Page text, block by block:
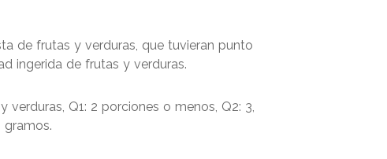
de frutas y verduras, que tuvieran punto
ingerida de frutas y verduras.
Q1: 2 porciones o menos, Q2: 3,
gramos.